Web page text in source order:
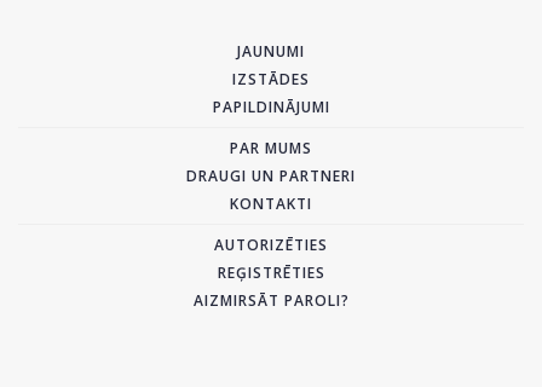
JAUNUMI
IZSTĀDES
PAPILDINĀJUMI
PAR MUMS
DRAUGI UN PARTNERI
KONTAKTI
AUTORIZĒTIES
REĢISTRĒTIES
AIZMIRSĀT PAROLI?